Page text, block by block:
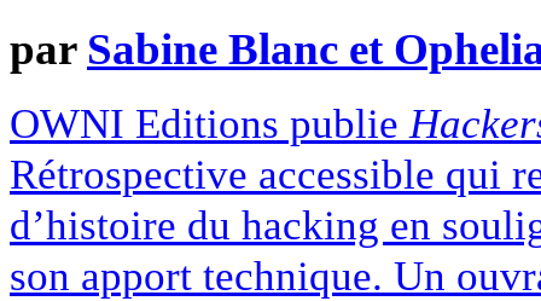
par Sabine Blanc et
OWNI Editions publie
Rétrospective accessible qui
d’histoire du hacking en
son apport technique. Un